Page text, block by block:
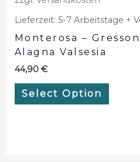
Lieferzeit: 5-7 Arbeitstage +
Monterosa –
Alagna Valsesia
44,90 €
Select Option